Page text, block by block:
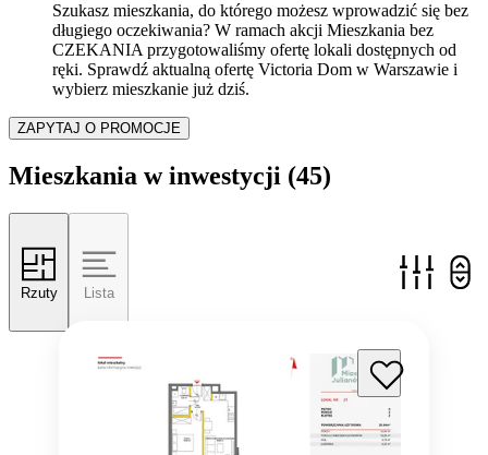
Szukasz mieszkania, do którego możesz wprowadzić się bez
długiego oczekiwania? W ramach akcji Mieszkania bez
CZEKANIA przygotowaliśmy ofertę lokali dostępnych od
ręki. Sprawdź aktualną ofertę Victoria Dom w Warszawie i
wybierz mieszkanie już dziś.
ZAPYTAJ O PROMOCJE
Mieszkania w inwestycji (45)
Rzuty Lista